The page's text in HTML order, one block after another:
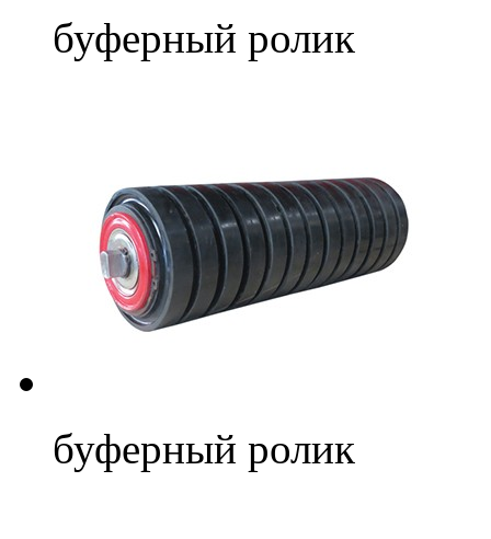
буферный ролик
буферный ролик